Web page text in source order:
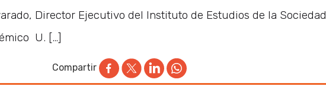
Director Ejecutivo del Instituto de Estudios de la Sociedad
U. […]
Compartir